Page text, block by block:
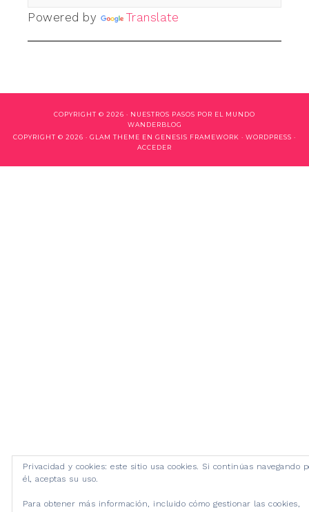
Powered by Translate
COPYRIGHT © 2026 · NUESTROS PASOS POR EL MUNDO
WANDERBLOG
COPYRIGHT © 2026 · GLAM THEME EN GENESIS FRAMEWORK · WORDPRESS ·
ACCEDER
Privacidad y cookies: este sitio usa cookies. Si continúas navegando
él, aceptas su uso.
Para obtener más información, incluido cómo gestionar las cookies,